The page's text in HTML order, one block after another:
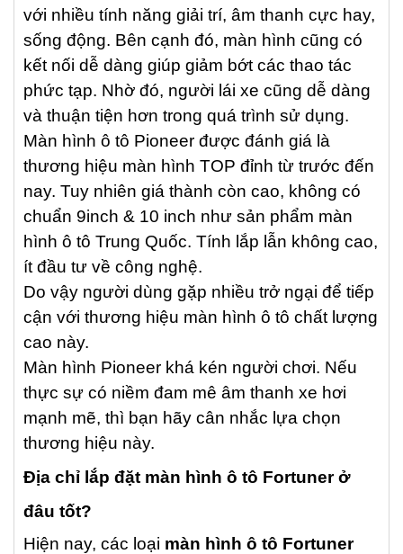
với nhiều tính năng giải trí, âm thanh cực hay,
sống động. Bên cạnh đó, màn hình cũng có
kết nối dễ dàng giúp giảm bớt các thao tác
phức tạp. Nhờ đó, người lái xe cũng dễ dàng
và thuận tiện hơn trong quá trình sử dụng.
Màn hình ô tô Pioneer được đánh giá là
thương hiệu màn hình TOP đỉnh từ trước đến
nay. Tuy nhiên giá thành còn cao, không có
chuẩn 9inch & 10 inch như sản phẩm màn
hình ô tô Trung Quốc. Tính lắp lẫn không cao,
ít đầu tư về công nghệ.
Do vậy người dùng gặp nhiều trở ngại để tiếp
cận với thương hiệu màn hình ô tô chất lượng
cao này.
Màn hình Pioneer khá kén người chơi. Nếu
thực sự có niềm đam mê âm thanh xe hơi
mạnh mẽ, thì bạn hãy cân nhắc lựa chọn
thương hiệu này.
Địa chỉ lắp đặt màn hình ô tô Fortuner ở
đâu tốt?
Hiện nay, các loại màn hình ô tô Fortuner